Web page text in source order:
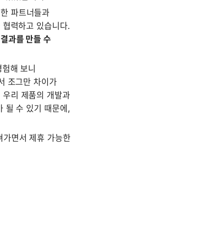
파트너들과
과를 만들 수
해 보니
조그만 차이가
리 제품의 개발과
될 수 있기 때문에,
면서 제휴 가능한